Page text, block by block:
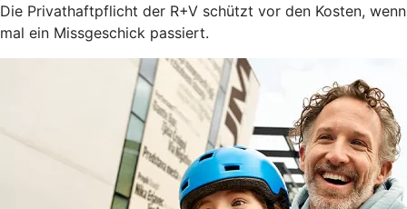
Die Privathaftpflicht der R+V schützt vor den Kosten, wenn
mal ein Missgeschick passiert.